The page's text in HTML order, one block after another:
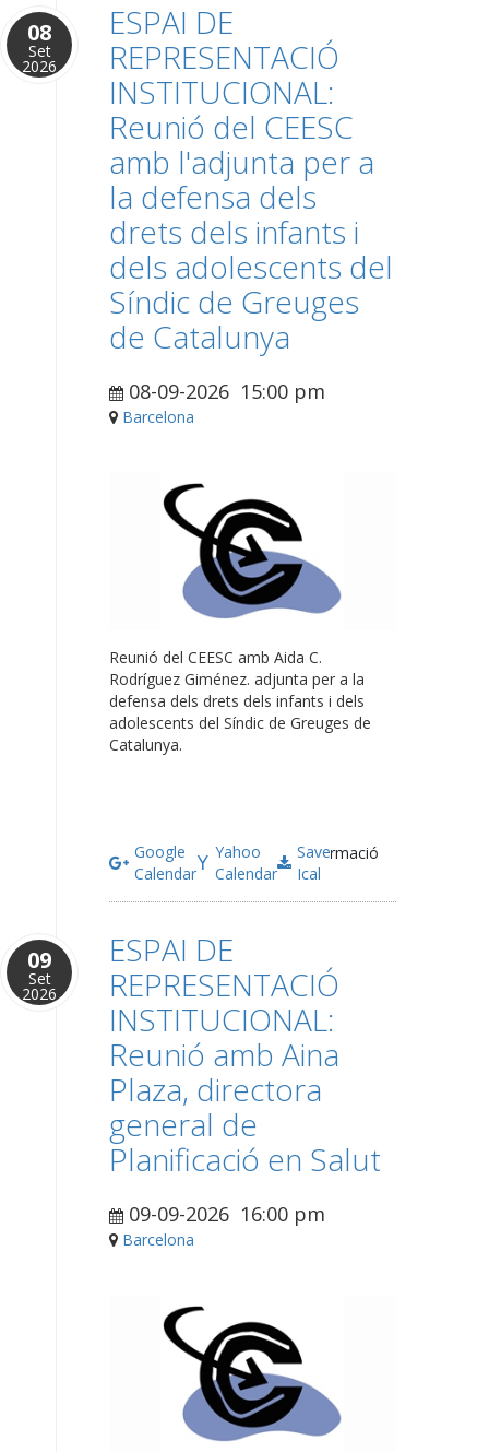
08
Set
2026
ESPAI DE
REPRESENTACIÓ
INSTITUCIONAL:
Reunió del CEESC
amb l'adjunta per a
la defensa dels
drets dels infants i
dels adolescents del
Síndic de Greuges
de Catalunya
08-09-2026 15:00 pm
Barcelona
Reunió del CEESC amb Aida C.
Rodríguez Giménez. adjunta per a la
defensa dels drets dels infants i dels
adolescents del Síndic de Greuges de
Catalunya.
Google
Calendar
Yahoo
Calendar
Save
Ical
Més informació
09
Set
2026
ESPAI DE
REPRESENTACIÓ
INSTITUCIONAL:
Reunió amb Aina
Plaza, directora
general de
Planificació en Salut
09-09-2026 16:00 pm
Barcelona